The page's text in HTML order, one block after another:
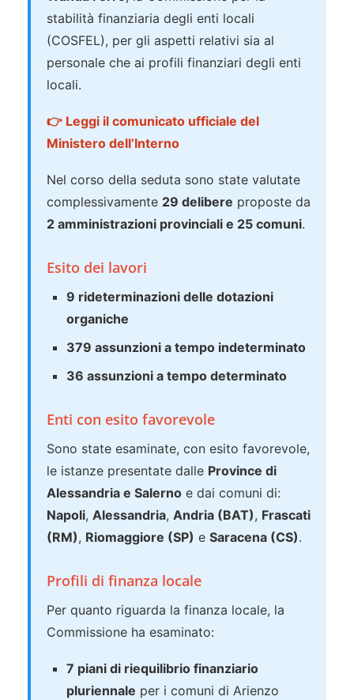
stabilità finanziaria degli enti locali
(COSFEL), per gli aspetti relativi sia al
personale che ai profili finanziari degli enti
locali.
👉 Leggi il comunicato ufficiale del
Ministero dell’Interno
Nel corso della seduta sono state valutate
complessivamente 29 delibere proposte da
2 amministrazioni provinciali e 25 comuni.
Esito dei lavori
9 rideterminazioni delle dotazioni
organiche
379 assunzioni a tempo indeterminato
36 assunzioni a tempo determinato
Enti con esito favorevole
Sono state esaminate, con esito favorevole,
le istanze presentate dalle Province di
Alessandria e Salerno e dai comuni di:
Napoli, Alessandria, Andria (BAT), Frascati
(RM), Riomaggiore (SP) e Saracena (CS).
Profili di finanza locale
Per quanto riguarda la finanza locale, la
Commissione ha esaminato:
7 piani di riequilibrio finanziario
pluriennale per i comuni di Arienzo